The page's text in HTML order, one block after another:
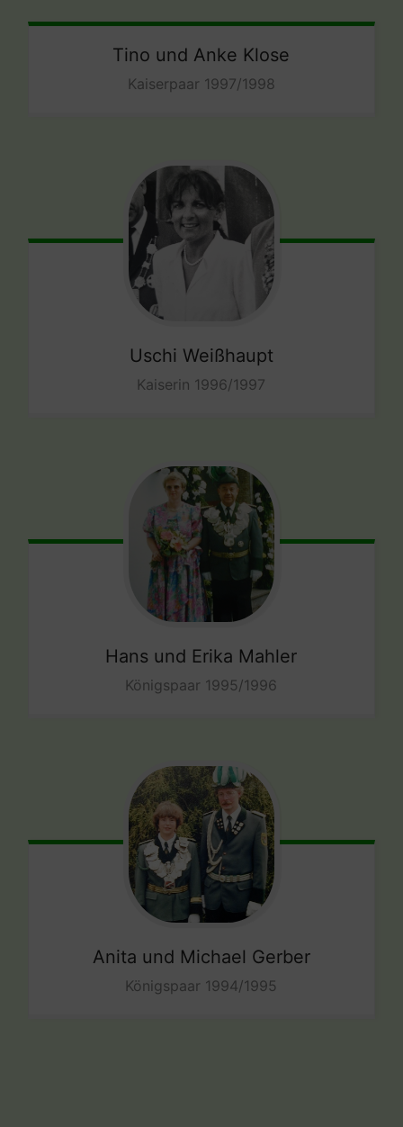
Tino und Anke Klose
Kaiserpaar 1997/1998
Uschi Weißhaupt
Kaiserin 1996/1997
Hans und Erika Mahler
Königspaar 1995/1996
Anita und Michael Gerber
Königspaar 1994/1995